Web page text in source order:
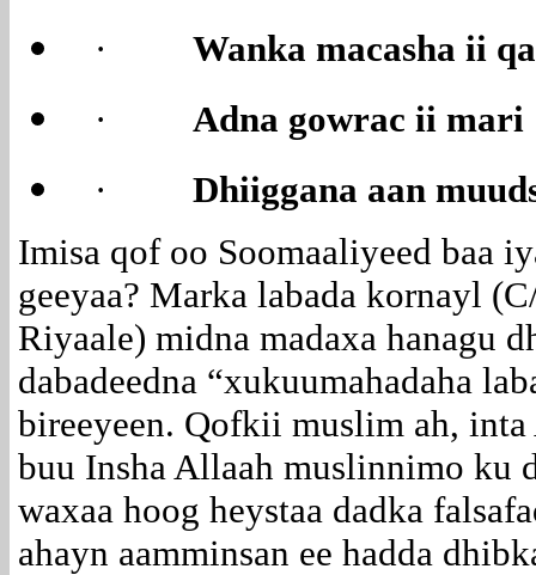
·
Wanka macasha ii
·
Adna gowrac ii mari
·
Dhiiggana aan
Imisa qof oo Soomaaliyeed baa
geeyaa? Marka labada kornayl
Riyaale) midna madaxa hanagu
dabadeedna “xukuumahadaha
bireeyeen. Qofkii muslim ah,
buu Insha Allaah muslinnimo ku
waxaa hoog heystaa dadka
ahayn aamminsan ee hadda